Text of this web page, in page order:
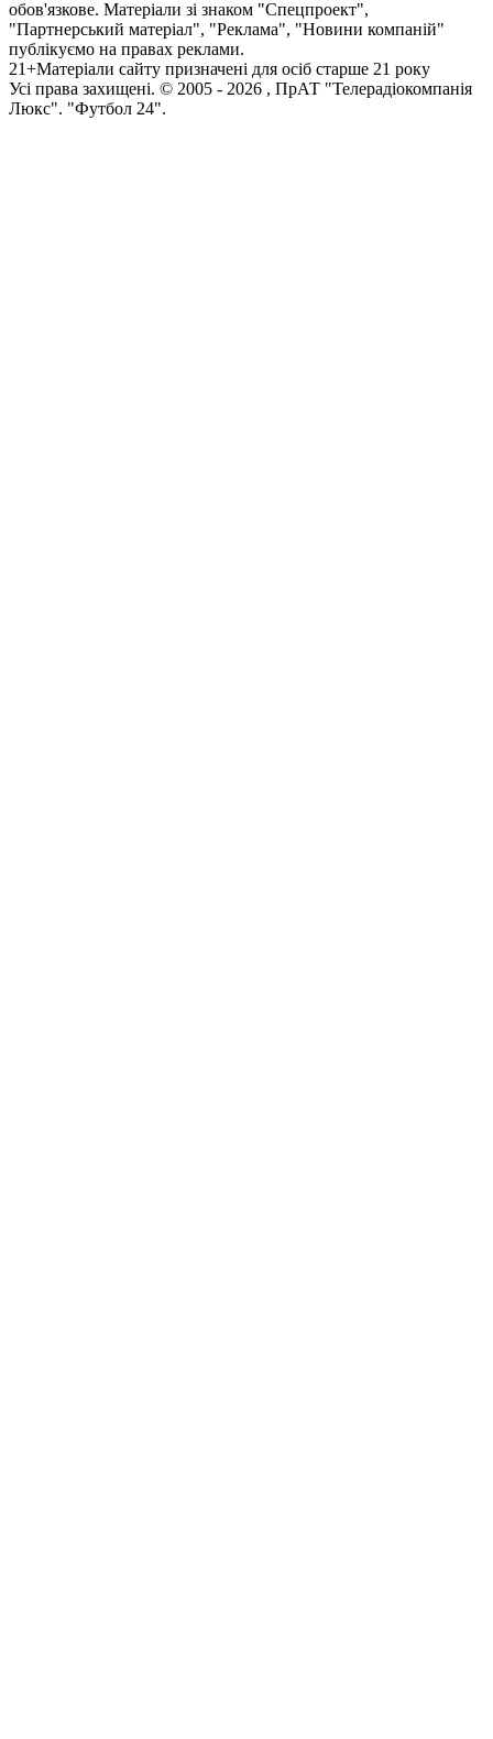
обов'язкове. Матеріали зі знаком "Спецпроект",
"Партнерський матеріал", "Реклама", "Новини компаній"
публікуємо на правах реклами.
21+Матеріали сайту призначені для осіб старше 21 року
Усi права захищенi. © 2005 - 2026 , ПрАТ "Телерадіокомпанія
Люкс". "Футбол 24".